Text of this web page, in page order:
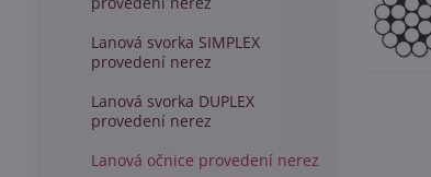
Lanová svorka SIMPLEX
provedení nerez
Lanová svorka DUPLEX
provedení nerez
Lanová očnice provedení nerez